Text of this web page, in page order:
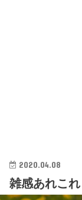
2020.04.08
雑感あれこ